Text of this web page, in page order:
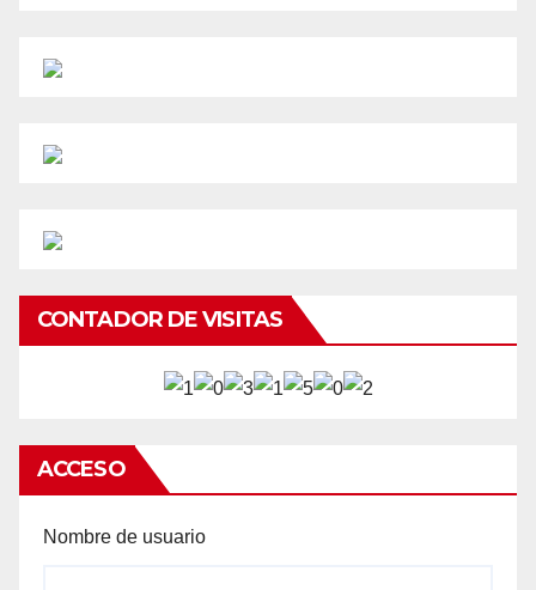
CONTADOR DE VISITAS
ACCESO
Nombre de usuario